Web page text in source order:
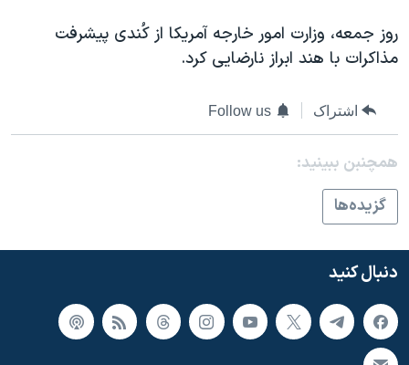
همایش محافظه‌کاران آمریکا «سی‌پک»
صفحه‌های ویژه
روز جمعه، وزارت امور خارجه آمريکا از کُندی پيشرفت
مذاکرات با هند ابراز نارضايی کرد.
اشتراک Follow us
همچنبن ببینید:
گزيده‌ها
دنبال کنید